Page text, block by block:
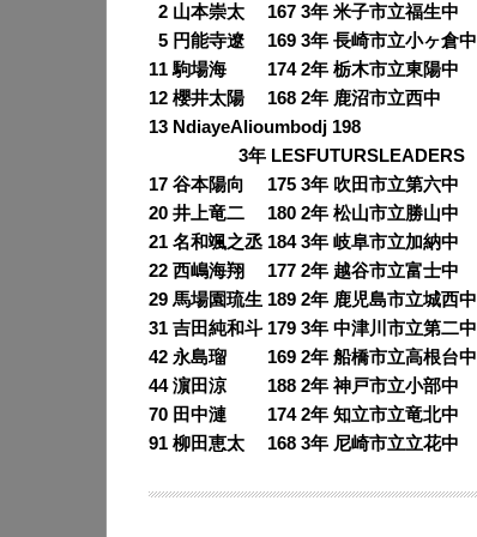
2 山本崇太 167 3年 米子市立福生中
5 円能寺遼 169 3年 長崎市立小ヶ倉中
11 駒場海 174 2年 栃木市立東陽中
12 櫻井太陽 168 2年 鹿沼市立西中
13 NdiayeAlioumbodj 198
3年 LESFUTURSLEADERS
17 谷本陽向 175 3年 吹田市立第六中
20 井上竜二 180 2年 松山市立勝山中
21 名和颯之丞 184 3年 岐阜市立加納中
22 西嶋海翔 177 2年 越谷市立富士中
29 馬場園琉生 189 2年 鹿児島市立城西中
31 吉田純和斗 179 3年 中津川市立第二中
42 永島瑠 169 2年 船橋市立高根台中
44 濵田涼 188 2年 神戸市立小部中
70 田中漣 174 2年 知立市立竜北中
91 柳田恵太 168 3年 尼崎市立立花中